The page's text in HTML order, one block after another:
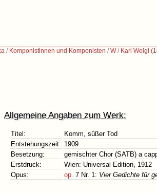
/ Komponistinnen und Komponisten /W/ Karl Weigl
Allgemeine Angaben zum Werk:
Titel:
Komm, süßer Tod
Entstehungszeit: 1909
Besetzung:
gemischter Chor (SATB) a
Erstdruck:
Wien: Universal Edition, 1912
Opus:
op. 7 Nr. 1: Vier Gedichte für